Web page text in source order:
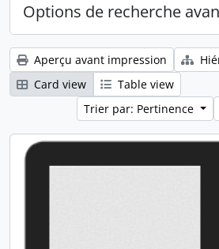
Options de recherche
Aperçu avant impression
Card view
Table view
Trier par: Pertinence